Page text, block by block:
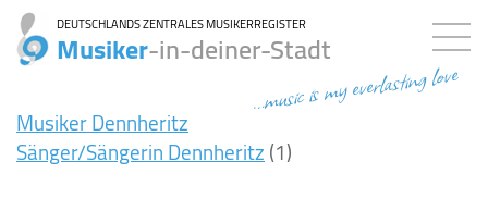
DEUTSCHLANDS ZENTRALES MUSIKERREGISTER
Musiker-in-deiner-Stadt
...music is my everlasting love
Musiker Dennheritz
Sänger/Sängerin Dennheritz(1)